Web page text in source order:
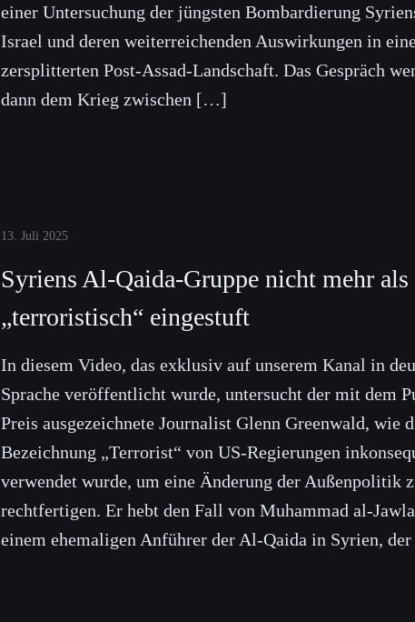
einer Untersuchung der jüngsten Bombardierung
Israel und deren weiterreichenden Auswirkungen in
zersplitterten Post-Assad-Landschaft. Das Gespräch
dann dem Krieg zwischen […]
13. Juli 2025
Syriens Al-Qaida-Gruppe nicht mehr als
„terroristisch“ eingestuft
In diesem Video, das exklusiv auf unserem Kanal in
Sprache veröffentlicht wurde, untersucht der mit dem
Preis ausgezeichnete Journalist Glenn Greenwald, wie
Bezeichnung „Terrorist“ von US-Regierungen
verwendet wurde, um eine Änderung der Außenpolitik
rechtfertigen. Er hebt den Fall von Muhammad al-
einem ehemaligen Anführer der Al-Qaida in Syrien,